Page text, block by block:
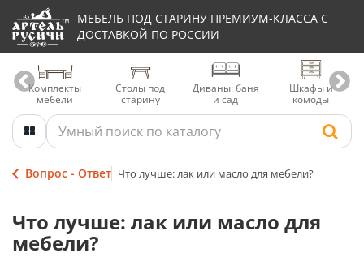
МЕБЕЛЬ ПОД СТАРИНУ ПРЕМИУМ-КЛАССА С
ДОСТАВКОЙ ПО РОССИИ
Комплекты
мебели
Столы под
старину
Диваны: баня
и сад
Шкафы и
комоды
Вопрос - Ответ Что лучше: лак или масло для мебели?
Что лучше: лак или масло для
мебели?